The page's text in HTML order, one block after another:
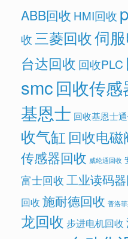
ABB回收 HMI回收
收 三菱回收伺
台达回收 回收PLC
smc回收传感
基恩士 回收基恩士
收气缸 回收电磁
传感器回收 威纶通回收
富士回收 工业读码
回收 施耐德回收 普洛
龙回收 步进电机回收